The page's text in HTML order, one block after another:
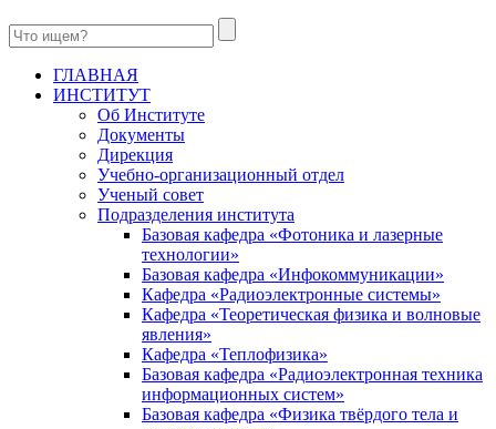
ГЛАВНАЯ
ИНСТИТУТ
Об Институте
Документы
Дирекция
Учебно-организационный отдел
Ученый совет
Подразделения института
Базовая кафедра «Фотоника и лазерные
технологии»
Базовая кафедра «Инфокоммуникации»
Кафедра «Радиоэлектронные системы»
Кафедра «Теоретическая физика и волновые
явления»
Кафедра «Теплофизика»
Базовая кафедра «Радиоэлектронная техника
информационных систем»
Базовая кафедра «Физика твёрдого тела и